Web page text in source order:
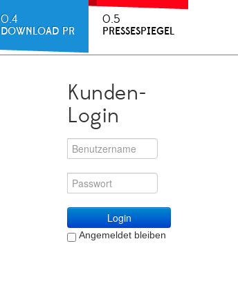
0.4
DOWNLOAD PR
0.5
PRESSESPIEGEL
Kunden-
Login
Login
Angemeldet bleiben